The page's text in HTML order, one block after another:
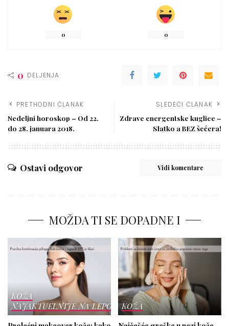
0 0
0 DELJENJA
PRETHODNI ČLANAK
Nedeljni horoskop – Od 22.
do 28. januara 2018.
SLEDEĆI ČLANAK
Zdrave energentske kuglice –
Slatko a BEZ šećera!
Ostavi odgovor Vidi komentare
MOŽDA TI SE DOPADNE I
KOŽA
NAJAKTUELNIJE NA LEPOTICIKOŽA